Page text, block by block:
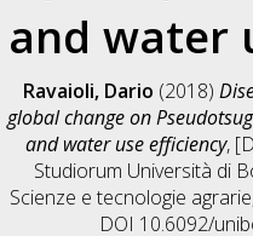
and water
Ravaioli, Dario (2018)
global change on
and water use efficiency,
Studiorum Università di
Scienze e tecnologie
DOI 10.6092/